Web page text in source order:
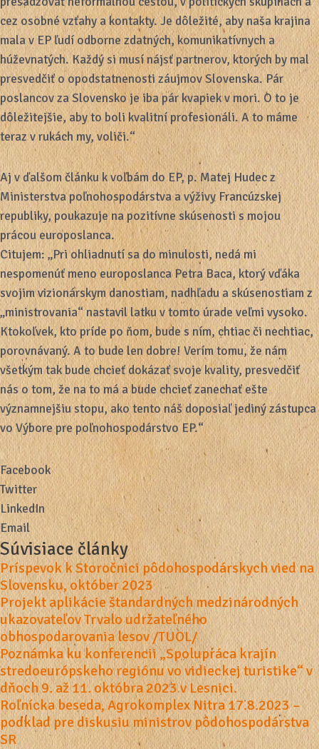
cez osobné vzťahy a kontakty. Je dôležité, aby naša krajina
mala v EP ľudí odborne zdatných, komunikatívnych a
húževnatých. Každý si musí nájsť partnerov, ktorých by mal
presvedčiť o opodstatnenosti záujmov Slovenska. Pár
poslancov za Slovensko je iba pár kvapiek v mori. O to je
dôležitejšie, aby to boli kvalitní profesionáli. A to máme
teraz v rukách my, voliči.“
Aj v ďalšom článku k voľbám do EP, p. Matej Hudec z
Ministerstva poľnohospodárstva a výživy Francúzskej
republiky, poukazuje na pozitívne skúsenosti s mojou
prácou europoslanca.
Citujem: „Pri ohliadnutí sa do minulosti, nedá mi
nespomenúť meno europoslanca Petra Baca, ktorý vďáka
svojim vizionárskym danostiam, nadhľadu a skúsenostiam z
„ministrovania“ nastavil latku v tomto úrade veľmi vysoko.
Ktokoľvek, kto príde po ňom, bude s ním, chtiac či nechtiac,
porovnávaný. A to bude len dobre! Verím tomu, že nám
všetkým tak bude chcieť dokázať svoje kvality, presvedčiť
nás o tom, že na to má a bude chcieť zanechať ešte
významnejšiu stopu, ako tento náš doposiaľ jediný zástupca
vo Výbore pre poľnohospodárstvo EP.“
Facebook
Twitter
LinkedIn
Email
Súvisiace články
Príspevok k Storočnici pôdohospodárskych vied na
Slovensku, október 2023
Projekt aplikácie štandardných medzinárodných
ukazovateľov Trvalo udržateľného
obhospodarovania lesov /TUOL/
Poznámka ku konferencii „Spolupráca krajín
stredoeurópskeho regiónu vo vidieckej turistike“ v
dňoch 9. až 11. októbra 2023 v Lesnici.
Roľnícka beseda, Agrokomplex Nitra 17.8.2023 –
podklad pre diskusiu ministrov pôdohospodárstva
SR